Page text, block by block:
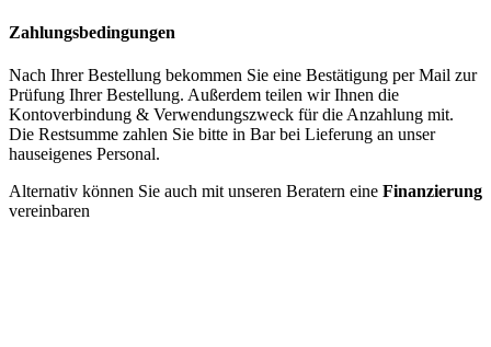
Zahlungsbedingungen
Nach Ihrer Bestellung bekommen Sie eine Bestätigung per Mail zur
Prüfung Ihrer Bestellung. Außerdem teilen wir Ihnen die
Kontoverbindung & Verwendungszweck für die Anzahlung mit.
Die Restsumme zahlen Sie bitte in Bar bei Lieferung an unser
hauseigenes Personal.
Alternativ können Sie auch mit unseren Beratern eine Finanzierung
vereinbaren